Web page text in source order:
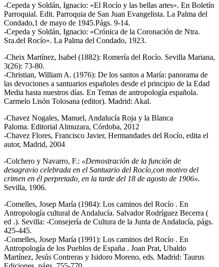
-Cepeda y Soldán, Ignacio: «El Rocío y las bellas artes». En Boletín
Parroquial. Edit. Parroquia de San Juan Evangelista. La Palma del
Condado,1 de mayo de 1945.Págs. 9-14.
-Cepeda y Soldán, Ignacio: «Crónica de la Coronación de Ntra.
Sra.del Rocío». La Palma del Condado, 1923.
-Cheix Martínez, Isabel (1882): Romería del Rocío. Sevilla Mariana,
3(26): 73-80.
-Christian, William A. (1976): De los santos a María: panorama de
las devociones a santuarios españoles desde el principio de la Edad
Media hasta nuestros días. En Temas de antropología española.
Carmelo Lisón Tolosana (editor). Madrid: Akal.
-Chavez Nogales, Manuel, Andalucía Roja y la Blanca
Paloma. Editorial Almuzara, Córdoba, 2012
-Chavez Flores, Francisco Javier, Hermandades del Rocío, edita el
autor, Madrid, 2004
-Colchero y Navarro, F.: «Demostración de la función de
desagravio celebrada en el Santuario del Rocío,con motivo del
crimen en él perpretado, en la tarde del 18 de agosto de 1906».
Sevilla, 1906.
-Comelles, Josep María (1984): Los caminos del Rocío . En
Antropología cultural de Andalucía. Salvador Rodríguez Becerra (
ed .). Sevilla: -Consejería de Cultura de la Junta de Andalucía, págs.
425-445.
-Comelles, Josep María (1991): Los caminos del Rocío . En
Antropología de los Pueblos de España . Joan Prat, Ubaldo
Martínez, Jesús Contreras y Isidoro Moreno, eds. Madrid: Taurus